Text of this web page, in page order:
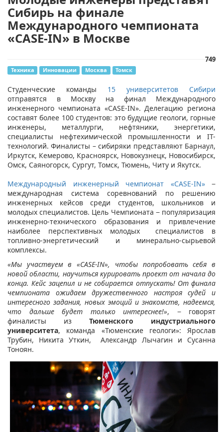
Сибирь на финале
Международного чемпионата
«CASE-IN» в Москве
749
Техника Инновации Москва Томск
Студенческие команды 15 университетов Сибири
отправятся в Москву на финал Международного
инженерного чемпионата «CASE-IN». Делегацию региона
составят более 100 студентов: это будущие геологи, горные
инженеры, металлурги, нефтяники, энергетики,
специалисты нефтехимической промышленности и IT-
технологий. Финалисты – сибиряки представляют Барнаул,
Иркутск, Кемерово, Красноярск, Новокузнецк, Новосибирск,
Омск, Саяногорск, Сургут, Томск, Тюмень, Читу и Якутск.
Международный инженерный чемпионат «CASE-IN»−
международная система соревнований по решению
инженерных кейсов среди студентов, школьников и
молодых специалистов. Цель Чемпионата − популяризация
инженерно-технического образования и привлечение
наиболее перспективных молодых специалистов в
топливно-энергетический и минерально-сырьевой
комплексы.
«Мы участвуем в «CASE-IN», чтобы попробовать себя в
новой области, научиться курировать проект от начала до
конца. Кейс зацепил и не собирается отпускать! От финала
чемпионата ожидаем дружественного настроя судей и
интересного задания, новых эмоций и знакомств, надеемся,
что дальше будет только интереснее!», − говорят
финалисты из Тюменского индустриального
университета, команда «Тюменские геологи»: Ярослав
Трубин, Никита Уткин, Александр Лычагин и Сусанна
Тоноян.